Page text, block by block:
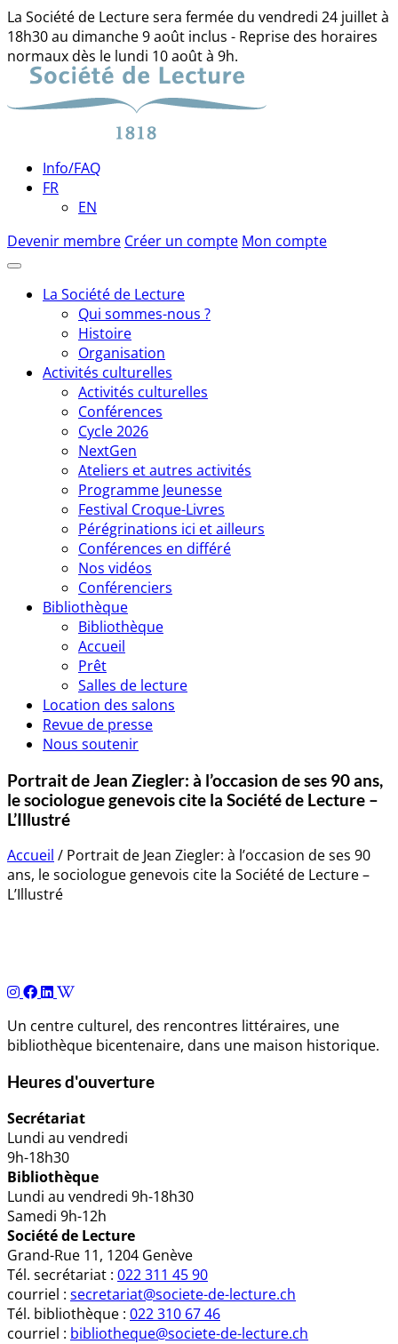
La Société de Lecture sera fermée du vendredi 24 juillet à
18h30 au dimanche 9 août inclus - Reprise des horaires
normaux dès le lundi 10 août à 9h.
Skip
content
Info/FAQ
FR
EN
Devenir membre Créer un compte Mon compte
La Société de Lecture
Qui sommes-nous ?
Histoire
Organisation
Activités culturelles
Activités culturelles
Conférences
Cycle 2026
NextGen
Ateliers et autres activités
Programme Jeunesse
Festival Croque-Livres
Pérégrinations ici et ailleurs
Conférences en différé
Nos vidéos
Conférenciers
Bibliothèque
Bibliothèque
Accueil
Prêt
Salles de lecture
Location des salons
Revue de presse
Nous soutenir
Portrait de Jean Ziegler: à l’occasion de ses 90 ans,
le sociologue genevois cite la Société de Lecture –
L’Illustré
Accueil / Portrait de Jean Ziegler: à l’occasion de ses 90
ans, le sociologue genevois cite la Société de Lecture –
L’Illustré
Un centre culturel, des rencontres littéraires, une
bibliothèque bicentenaire, dans une maison historique.
Heures d'ouverture
Secrétariat
Lundi au vendredi
9h-18h30
Bibliothèque
Lundi au vendredi 9h-18h30
Samedi 9h-12h
Société de Lecture
Grand-Rue 11, 1204 Genève
Tél. secrétariat : 022 311 45 90
courriel : secretariat@societe-de-lecture.ch
Tél. bibliothèque : 022 310 67 46
courriel : bibliotheque@societe-de-lecture.ch